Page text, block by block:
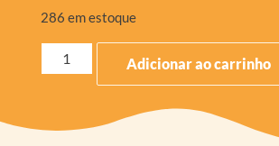
286 em estoque
Adicionar ao carrinho